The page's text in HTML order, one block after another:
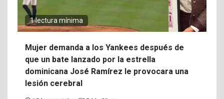
1 lectura mínima
Mujer demanda a los Yankees después de
que un bate lanzado por la estrella
dominicana José Ramírez le provocara una
lesión cerebral